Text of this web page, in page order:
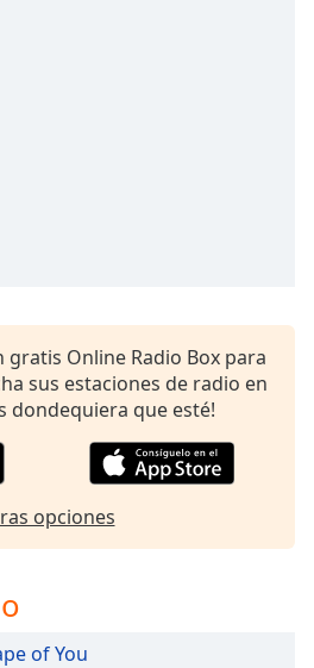
gratis Online Radio Box para
sus estaciones de radio en
dondequiera que esté!
opciones
of You